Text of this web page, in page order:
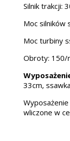
Silnik trakcji:
Moc silników
Moc turbiny
Obroty: 150/
33cm,
wliczone w